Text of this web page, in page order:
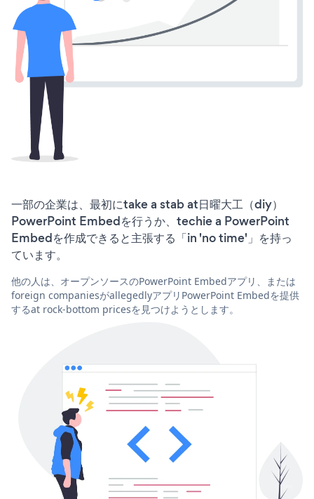
一部の企業は、最初にtake a stab at日曜大工（diy）
PowerPoint Embedを行うか、techie a PowerPoint
Embedを作成できると主張する「in 'no time'」を持っ
ています。
他の人は、オープンソースのPowerPoint Embedアプリ、または
foreign companiesがallegedlyアプリPowerPoint Embedを提供
するat rock-bottom pricesを見つけようとします。